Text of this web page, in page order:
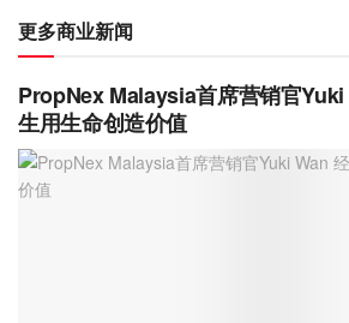
更多商业新闻
PropNex Malaysia首席营销官
生用生命创造价值